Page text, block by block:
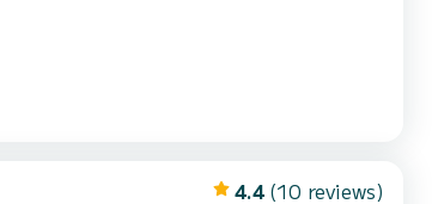
4.4 (10 reviews)